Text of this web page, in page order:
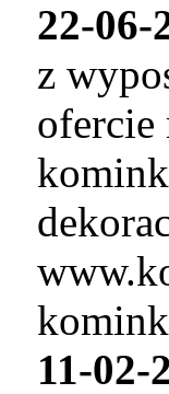
22-06-
z
11-02-